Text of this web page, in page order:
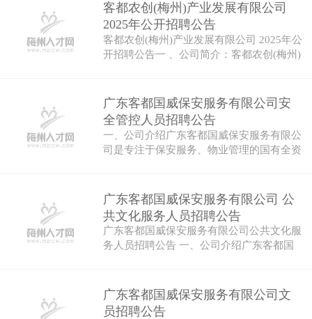
客都农创(梅州)产业发展有限公司
2025年公开招聘公告
客都农创(梅州)产业发展有限公司 2025年公
开招聘公告一 、公司简介：客都农创(梅州)
广东客都国威保安服务有限公司安
全管控人员招聘公告
一、公司介绍广东客都国威保安服务有限公
司是专注于保安服务、物业管理的国有全资
广东客都国威保安服务有限公司 公
共文化服务人员招聘公告
广东客都国威保安服务有限公司公共文化服
务人员招聘公告 一、公司介绍广东客都国
广东客都国威保安服务有限公司文
员招聘公告